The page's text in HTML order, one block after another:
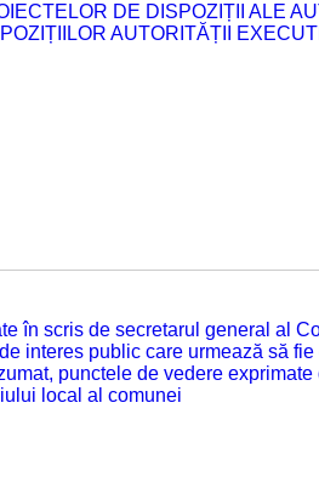
DE DISPOZIȚII ALE
AUTORITĂȚII
în scris de secretarul general al
interes public care urmează să
punctele de vedere
local al comunei